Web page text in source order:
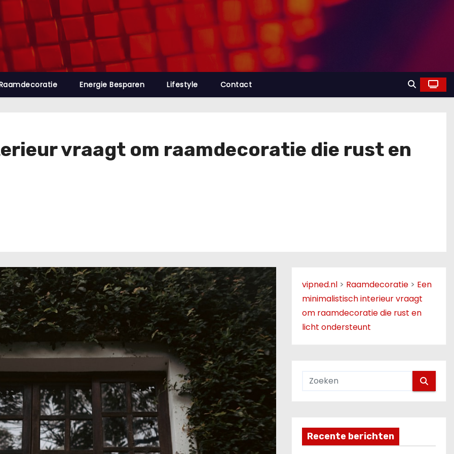
Energie Besparen Lifestyle Contact
vraagt om raamdecoratie die rust en
vipned.nl > Raamdecoratie > Een
minimalistisch interieur vraagt
om raamdecoratie die rust en
licht ondersteunt
Recente berichten